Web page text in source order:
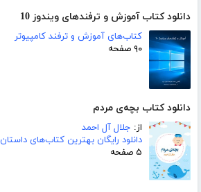
دانلود کتاب آموزش و ترفندهای ویندوز 10
کتاب‌های آموزش و ترفند کامپیوتر
۹۰ صفحه
دانلود کتاب بچه‌ی مردم
از: جلال آل احمد
دانلود رایگان بهترین کتاب‌های داستان
۵ صفحه